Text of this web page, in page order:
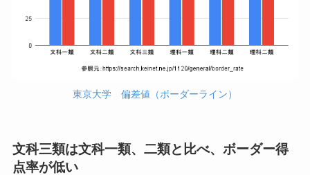
東京大学 偏差値（ボーダーライン）
文科三類は文科一類、二類と比べ、ボーダー得
点率が低い